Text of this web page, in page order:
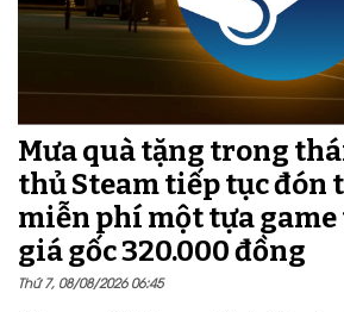
Mưa quà tặng trong
thủ Steam tiếp tục đón
miễn phí một tựa
giá gốc 320.000 đồng
Thứ 7, 08/08/2026 06:45